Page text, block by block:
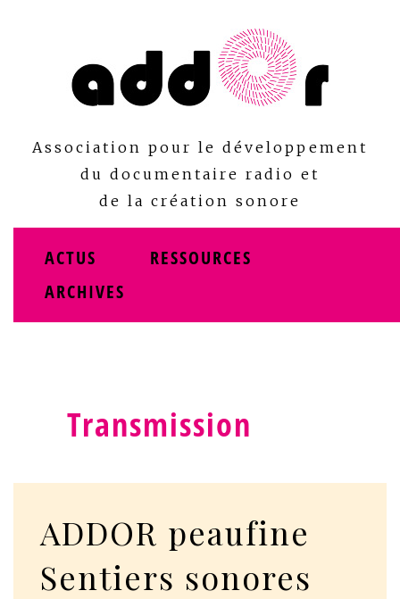
Association pour le développement
du documentaire radio et
de la création sonore
ACTUS
RESSOURCES
ARCHIVES
Transmission
ADDOR peaufine
Sentiers sonores